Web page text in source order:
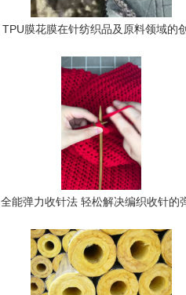
TPU膜花膜在针纺织品及原料领域的
全能弹力收针法 轻松解决编织收针的